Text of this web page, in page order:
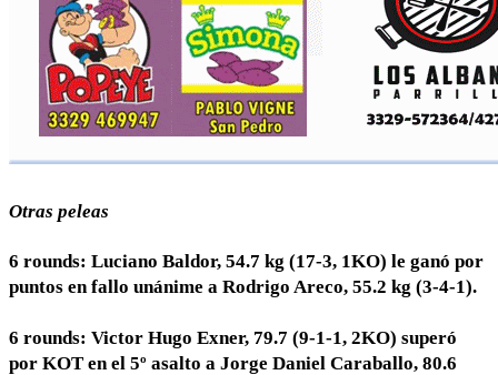
Otras peleas
6 rounds: Luciano Baldor, 54.7 kg (17-3, 1KO) le ganó por
puntos en fallo unánime a Rodrigo Areco, 55.2 kg (3-4-1).
6 rounds: Victor Hugo Exner, 79.7 (9-1-1, 2KO) superó
por KOT en el 5º asalto a Jorge Daniel Caraballo, 80.6